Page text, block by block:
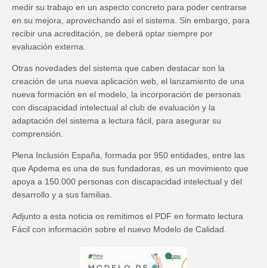
medir su trabajo en un aspecto concreto para poder centrarse
en su mejora, aprovechando así el sistema. Sin embargo, para
recibir una acreditación, se deberá optar siempre por
evaluación externa.
Otras novedades del sistema que caben destacar son la
creación de una nueva aplicación web, el lanzamiento de una
nueva formación en el modelo, la incorporación de personas
con discapacidad intelectual al club de evaluación y la
adaptación del sistema a lectura fácil, para asegurar su
comprensión.
Plena Inclusión España, formada por 950 entidades, entre las
que Apdema es una de sus fundadoras, es un movimiento que
apoya a 150.000 personas con discapacidad intelectual y del
desarrollo y a sus familias.
Adjunto a esta noticia os remitimos el PDF en formato lectura
Fácil con información sobre el nuevo Modelo de Calidad.